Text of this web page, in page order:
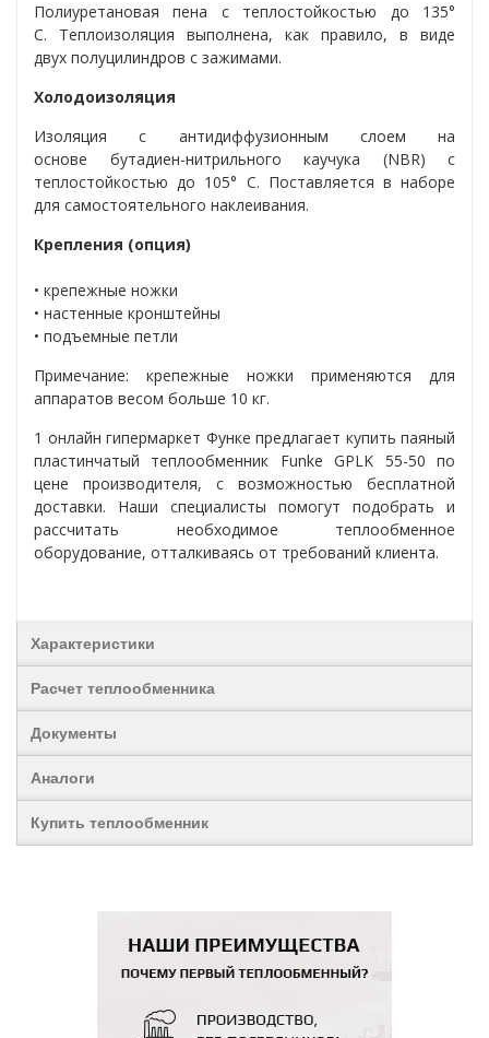
Полиуретановая пена с теплостойкостью до 135°
C. Теплоизоляция выполнена, как правило, в виде
двух полуцилиндров с зажимами.
Холодоизоляция
Изоляция с антидиффузионным слоем на
основе бутадиен-нитрильного каучука (NBR) с
теплостойкостью до 105° C. Поставляется в наборе
для самостоятельного наклеивания.
Крепления (опция)
• крепежные ножки
• настенные кронштейны
• подъемные петли
Примечание: крепежные ножки применяются для
аппаратов весом больше 10 кг.
1 онлайн гипермаркет Функе предлагает купить паяный
пластинчатый теплообменник Funke GPLK 55-50 по
цене производителя, с возможностью бесплатной
доставки. Наши специалисты помогут подобрать и
рассчитать необходимое теплообменное
оборудование, отталкиваясь от требований клиента.
Характеристики
Расчет теплообменника
Документы
Аналоги
Купить теплообменник